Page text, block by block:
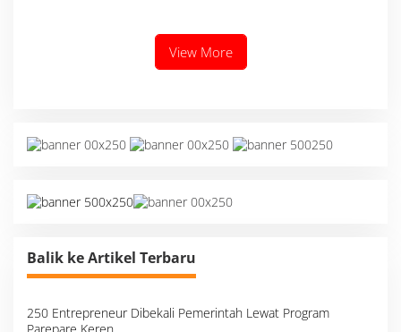
View More
Balik ke Artikel Terbaru
250 Entrepreneur Dibekali Pemerintah Lewat Program